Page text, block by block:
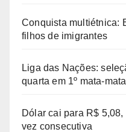
Conquista multiétnica:
filhos de imigrantes
Liga das Nações:
quarta em 1º mata-mata
Dólar cai para R$
vez consecutiva